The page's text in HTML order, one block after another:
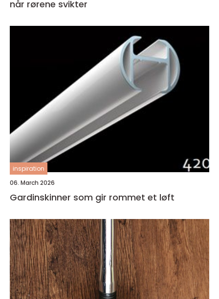
når rørene svikter
inspiration
06. March 2026
Gardinskinner som gir rommet et løft